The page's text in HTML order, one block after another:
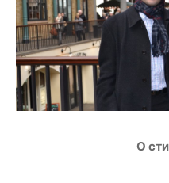
О